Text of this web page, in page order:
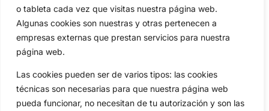
o tableta cada vez que visitas nuestra página web.
Algunas cookies son nuestras y otras pertenecen a
empresas externas que prestan servicios para nuestra
página web.
Las cookies pueden ser de varios tipos: las cookies
técnicas son necesarias para que nuestra página web
pueda funcionar, no necesitan de tu autorización y son las
OpenGolf ofrece toda la actualidad, información del golf
profesional y amateur, resultados en directo, vídeos, noticias,
Jon Rahm, LIV Golf, PGA Tour, Ryder Cup, DP World Tour, LPGA
Tour...
Inicio
Actualidad
Jon Rahm
Ryder Cup